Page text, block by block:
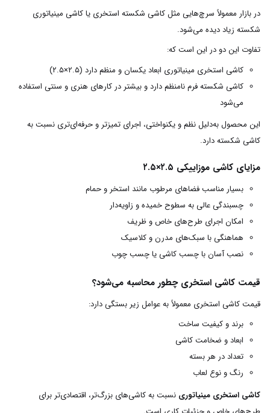
در بازار معمولاً سرچ‌هایی مثل کاشی شکسته استخری یا کاشی مینیاتوری
شکسته زیاد دیده می‌شود.
تفاوت این دو در این است که:
کاشی استخری مینیاتوری ابعاد یکسان و منظم دارد (۲.۵×۲.۵)
کاشی شکسته فرم نامنظم دارد و بیشتر در کارهای هنری و سنتی استفاده
می‌شود
این محصول به‌دلیل نظم و یکنواختی، اجرای تمیزتر و حرفه‌ای‌تری نسبت به
کاشی شکسته دارد.
مزایای کاشی موزاییکی ۲.۵×۲.۵
بسیار مناسب فضاهای مرطوب مانند استخر و حمام
چسبندگی عالی به سطوح خمیده و زاویه‌دار
امکان اجرای طرح‌های خاص و ظریف
هماهنگی با سبک‌های مدرن و کلاسیک
نصب آسان با چسب کاشی یا چسب چوب
قیمت کاشی استخری چطور محاسبه می‌شود؟
قیمت کاشی استخری معمولاً به عوامل زیر بستگی دارد:
برند و کیفیت ساخت
ابعاد و ضخامت کاشی
تعداد در هر بسته
رنگ و نوع لعاب
کاشی استخری مینیاتوری نسبت به کاشی‌های بزرگ‌تر، اقتصادی‌تر برای